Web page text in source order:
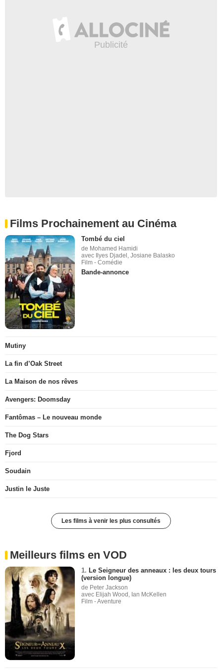
Films Prochainement au Cinéma
Tombé du ciel
de Mohamed Hamidi
avec Ilyes Djadel, Josiane Balasko
Film - Comédie
Bande-annonce
Mutiny
La fin d’Oak Street
La Maison de nos rêves
Avengers: Doomsday
Fantômas – Le nouveau monde
The Dog Stars
Fjord
Soudain
Justin le Juste
Les films à venir les plus consultés
Meilleurs films en VOD
1. Le Seigneur des anneaux : les deux tours
(version longue)
de Peter Jackson
avec Elijah Wood, Ian McKellen
Film - Aventure